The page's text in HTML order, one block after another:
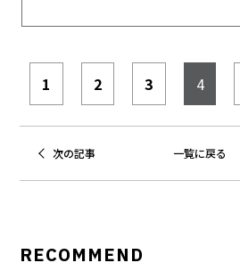
1 2 3 4
次の記事 一覧に戻る
RECOMMEND